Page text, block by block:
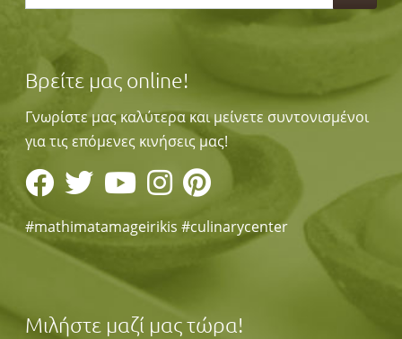
Βρείτε μας online!
Γνωρίστε μας καλύτερα και μείνετε συντονισμένοι
για τις επόμενες κινήσεις μας!
#mathimatamageirikis #culinarycenter
Μιλήστε μαζί μας τώρα!